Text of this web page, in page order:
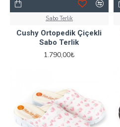
Sabo Terlik
Cushy Ortopedik Çiçekli
Sabo Terlik
1.790,00₺